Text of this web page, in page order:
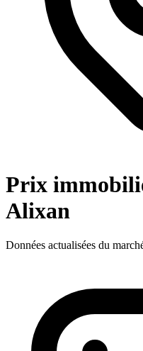
Prix
Alixan
Données actualisées du